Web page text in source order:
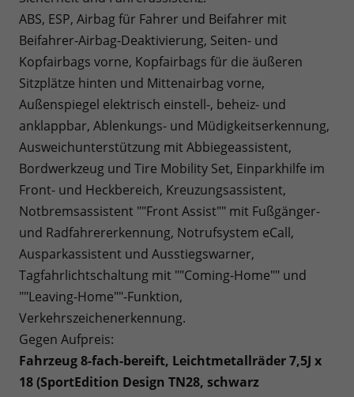
ABS, ESP, Airbag für Fahrer und Beifahrer mit
Beifahrer-Airbag-Deaktivierung, Seiten- und
Kopfairbags vorne, Kopfairbags für die äußeren
Sitzplätze hinten und Mittenairbag vorne,
Außenspiegel elektrisch einstell-, beheiz- und
anklappbar, Ablenkungs- und Müdigkeitserkennung,
Ausweichunterstützung mit Abbiegeassistent,
Bordwerkzeug und Tire Mobility Set, Einparkhilfe im
Front- und Heckbereich, Kreuzungsassistent,
Notbremsassistent ""Front Assist"" mit Fußgänger-
und Radfahrererkennung, Notrufsystem eCall,
Ausparkassistent und Ausstiegswarner,
Tagfahrlichtschaltung mit ""Coming-Home"" und
""Leaving-Home""-Funktion,
Verkehrszeichenerkennung.
Gegen Aufpreis:
Fahrzeug 8-fach-bereift, Leichtmetallräder 7,5J x
18 (SportEdition Design TN28, schwarz